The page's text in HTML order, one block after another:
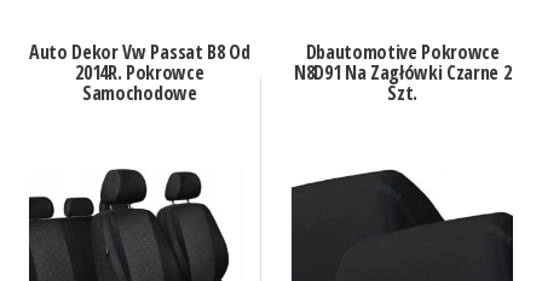
Auto Dekor Vw Passat B8 Od
2014R. Pokrowce
Samochodowe
Dbautomotive Pokrowce
N8D91 Na Zagłówki Czarne 2
Szt.